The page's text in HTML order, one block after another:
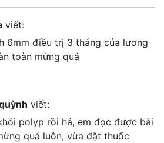
viết:
6mm điều trị 3 tháng của lương
toàn mừng quá
viết:
polyp rồi hả, em đọc được bài
quá luôn, vừa đặt thuốc